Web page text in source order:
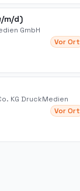
m/d)
GmbH
Vor Ort
KG DruckMedien
Vor Ort